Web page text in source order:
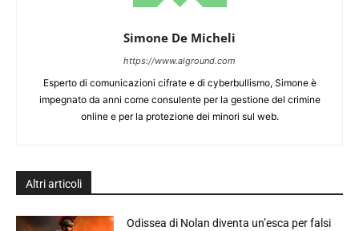
Simone De Micheli
https://www.alground.com
Esperto di comunicazioni cifrate e di cyberbullismo, Simone è
impegnato da anni come consulente per la gestione del crimine
online e per la protezione dei minori sul web.
Altri articoli
Odissea di Nolan diventa un’esca per falsi